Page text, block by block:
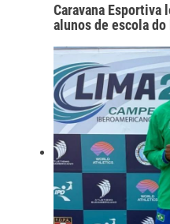
Caravana Esportiva
alunos de escola